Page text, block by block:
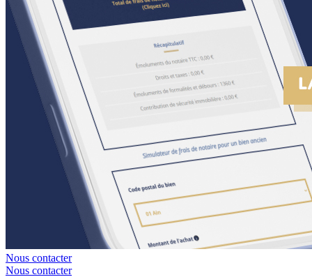
Nous contacter
Nous contacter